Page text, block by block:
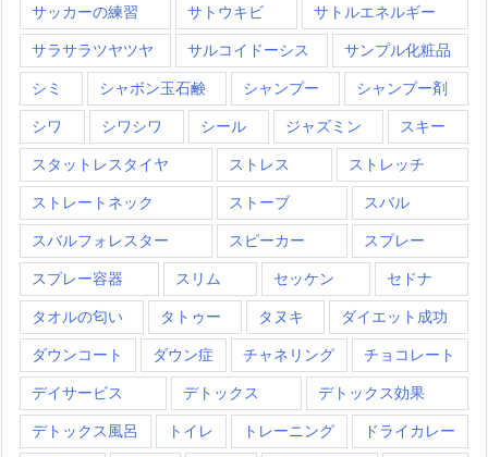
サッカーの練習 サトウキビ サトルエネルギー
サラサラツヤツヤ サルコイドーシス サンプル化粧品
シミ シャボン玉石鹸 シャンプー シャンプー剤
シワ シワシワ シール ジャズミン スキー
スタットレスタイヤ ストレス ストレッチ
ストレートネック ストーブ スバル
スバルフォレスター スピーカー スプレー
スプレー容器 スリム セッケン セドナ
タオルの匂い タトゥー タヌキ ダイエット成功
ダウンコート ダウン症 チャネリング チョコレート
デイサービス デトックス デトックス効果
デトックス風呂 トイレ トレーニング ドライカレー